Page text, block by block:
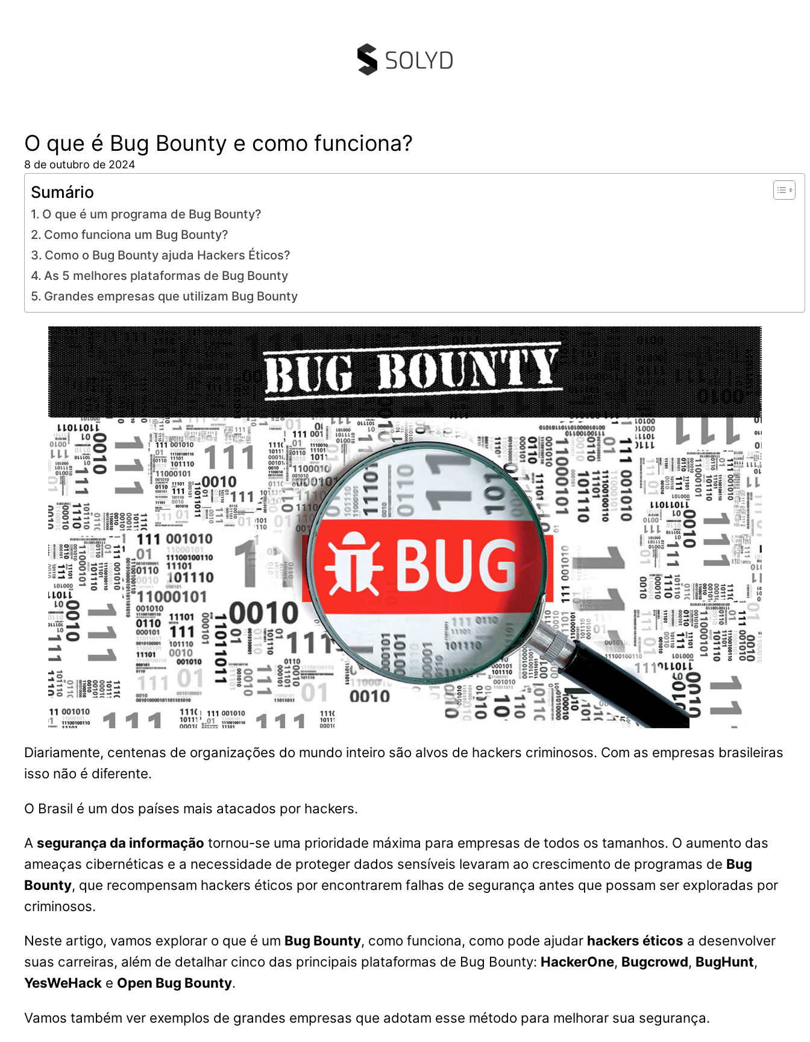
O que é Bug Bounty e como funciona?
8 de outubro de 2024
Sumário
O que é um programa de Bug Bounty?
Como funciona um Bug Bounty?
Como o Bug Bounty ajuda Hackers Éticos?
As 5 melhores plataformas de Bug Bounty
Grandes empresas que utilizam Bug Bounty
Diariamente, centenas de organizações do mundo inteiro são alvos de hackers criminosos. Com as empresas brasileiras
isso não é diferente.
O Brasil é um dos países mais atacados por hackers.
A segurança da informação tornou-se uma prioridade máxima para empresas de todos os tamanhos. O aumento das
ameaças cibernéticas e a necessidade de proteger dados sensíveis levaram ao crescimento de programas de Bug
Bounty, que recompensam hackers éticos por encontrarem falhas de segurança antes que possam ser exploradas por
criminosos.
Neste artigo, vamos explorar o que é um Bug Bounty, como funciona, como pode ajudar hackers éticos a desenvolver
suas carreiras, além de detalhar cinco das principais plataformas de Bug Bounty: HackerOne, Bugcrowd, BugHunt,
YesWeHack e Open Bug Bounty.
Vamos também ver exemplos de grandes empresas que adotam esse método para melhorar sua segurança.